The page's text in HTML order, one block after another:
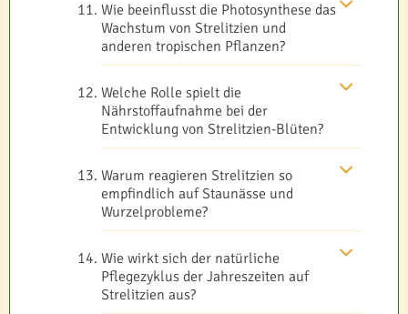
Wie beeinflusst die Photosynthese das
Wachstum von Strelitzien und
anderen tropischen Pflanzen?
Welche Rolle spielt die
Nährstoffaufnahme bei der
Entwicklung von Strelitzien-Blüten?
Warum reagieren Strelitzien so
empfindlich auf Staunässe und
Wurzelprobleme?
Wie wirkt sich der natürliche
Pflegezyklus der Jahreszeiten auf
Strelitzien aus?